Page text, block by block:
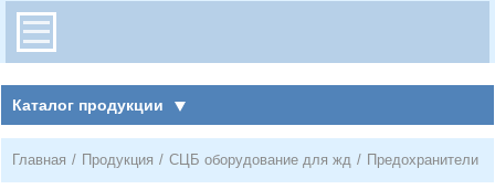
Каталог продукции
Главная / Продукция / СЦБ оборудование для жд / Предохранители